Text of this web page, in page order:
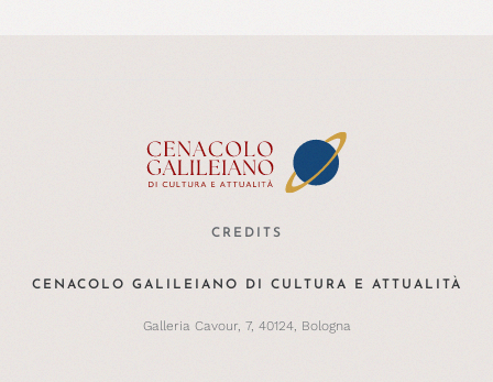
CREDITS
CENACOLO GALILEIANO DI CULTURA E ATTUALITÀ
Galleria Cavour, 7, 40124, Bologna